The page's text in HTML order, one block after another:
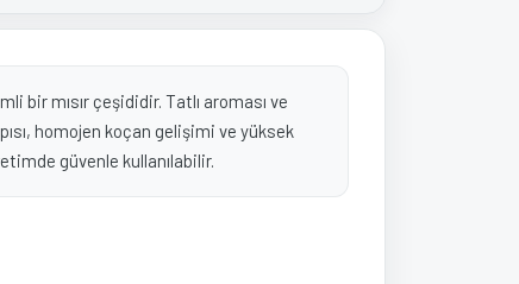
bir mısır çeşididir. Tatlı aroması ve
homojen koçan gelişimi ve yüksek
güvenle kullanılabilir.